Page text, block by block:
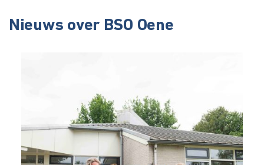
Nieuws over BSO Oene